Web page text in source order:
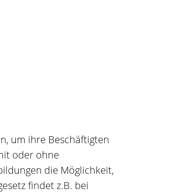
um ihre Beschäftigten
oder ohne
die Möglichkeit,
findet z.B. bei